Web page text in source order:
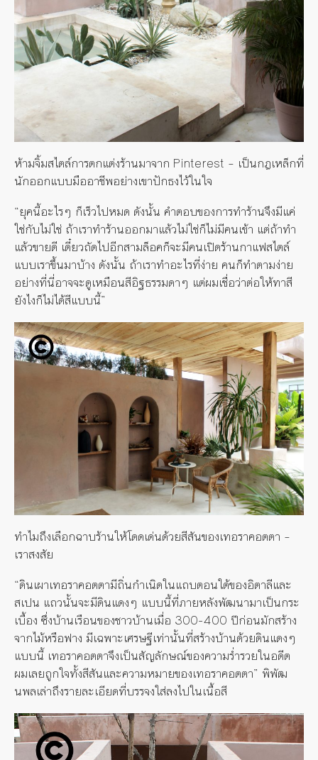
ห้ามจิ้มสไตล์การตกแต่งร้านมาจาก Pinterest – เป็นกฎเหล็กที่
นักออกแบบมืออาชีพอย่างเขาปักธงไว้ในใจ
“ยุคนี้อะไรๆ ก็เร็วไปหมด ดังนั้น คำตอบของการทำร้านจึงมีแค่
ใช่กับไม่ใช่ ถ้าเราทำร้านออกมาแล้วไม่ใช่ก็ไม่มีคนเข้า แต่ถ้าทำ
แล้วขายดี เดี๋ยวถัดไปอีกสามล็อคก็จะมีคนเปิดร้านกาแฟสไตล์
แบบเราขึ้นมาบ้าง ดังนั้น ถ้าเราทำอะไรที่ง่าย คนก็ทำตามง่าย
อย่างที่นี่อาจจะดูเหมือนสีอิฐธรรมดาๆ แต่ผมเชื่อว่าต่อให้ทาสี
ยังไงก็ไม่ได้สีแบบนี้”
ทำไมถึงเลือกฉาบร้านให้โดดเด่นด้วยสีสันของเทอราคอตตา –
เราสงสัย
“ดินเผาเทอราคอตตามีถิ่นกำเนิดในแถบตอนใต้ของอิตาลีและ
สเปน แถวนั้นจะมีดินแดงๆ แบบนี้ที่ภายหลังพัฒนามาเป็นกระ
เบื้อง ซึ่งบ้านเรือนของชาวบ้านเมื่อ 300-400 ปีก่อนมักสร้าง
จากไม้หรือฟาง มีเฉพาะเศรษฐีเท่านั้นที่สร้างบ้านด้วยดินแดงๆ
แบบนี้ เทอราคอตตาจึงเป็นสัญลักษณ์ของความร่ำรวยในอดีต
ผมเลยถูกใจทั้งสีสันและความหมายของเทอราคอตตา” พิพัฒ
นพลเล่าถึงรายละเอียดที่บรรจงใส่ลงไปในเนื้อสี